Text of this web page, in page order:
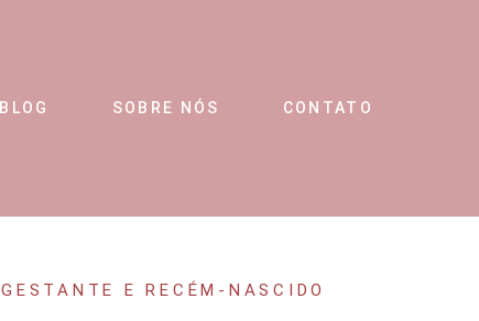
BLOG SOBRE NÓS CONTATO
GESTANTE E RECÉM-NASCIDO